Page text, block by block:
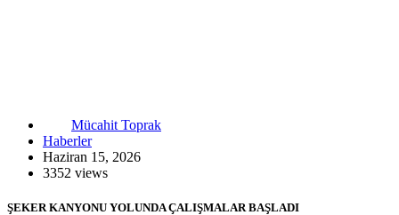
Mücahit Toprak
Haberler
Haziran 15, 2026
3352 views
ŞEKER KANYONU YOLUNDA ÇALIŞMALAR BAŞLADI